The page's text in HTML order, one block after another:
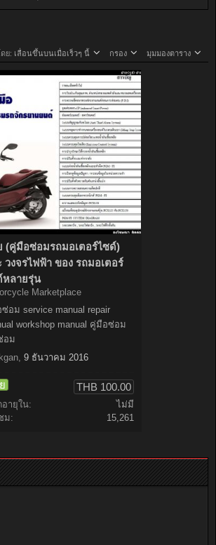
ดย: เลื่อนขึ้นบนเมื่อเร็วๆ นี้ กรอง มุมมองตาราง
(คู่มือซ่อมรถมอเตอร์ไซด์)
วงจรไฟฟ้า ของ รถมอเตอร์
หลายรุ่น
Marketplace
อม service manual repair
workshop manual คู่มือซ่อม
อม
9 ธันวาคม 2016
THB 100.00
ายุใน:
ไม่มี
ม:
15,261